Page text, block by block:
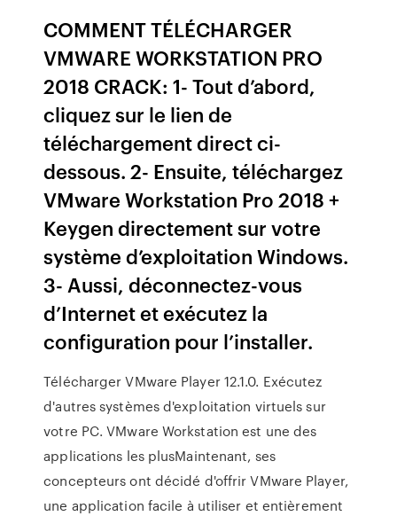
COMMENT TÉLÉCHARGER
VMWARE WORKSTATION PRO
2018 CRACK: 1- Tout d’abord,
cliquez sur le lien de
téléchargement direct ci-
dessous. 2- Ensuite, téléchargez
VMware Workstation Pro 2018 +
Keygen directement sur votre
système d’exploitation Windows.
3- Aussi, déconnectez-vous
d’Internet et exécutez la
configuration pour l’installer.
Télécharger VMware Player 12.1.0. Exécutez
d'autres systèmes d'exploitation virtuels sur
votre PC. VMware Workstation est une des
applications les plusMaintenant, ses
concepteurs ont décidé d'offrir VMware Player,
une application facile à utiliser et entièrement